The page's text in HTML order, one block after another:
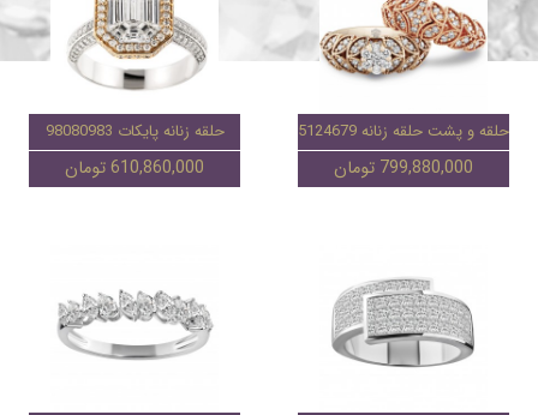
حلقه و پشت حلقه زنانه 95124679
799,880,000 تومان
حلقه زنانه پایکات 98080983
610,860,000 تومان